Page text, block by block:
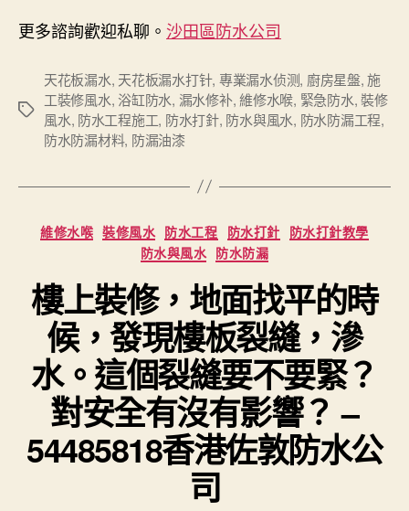
更多諮詢歡迎私聊。 沙田區防水公司
Tags
天花板漏水, 天花板漏水打针, 專業漏水侦测, 廚房星盤,施
工裝修風水, 浴缸防水, 漏水修补,維修水喉, 緊急防水,裝修
風水, 防水工程施工, 防水打針, 防水與風水, 防水防漏工程,
防水防漏材料, 防漏油漆
Categories
維修水喉 裝修風水 防水工程 防水打針 防水打針教學
防水與風水 防水防漏
樓上裝修，地面找平的時
候，發現樓板裂縫，滲
水。這個裂縫要不要緊？
對安全有沒有影響？ –
54485818香港佐敦防水公
司